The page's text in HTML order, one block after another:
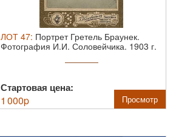
ЛОТ 47: Портрет Гретель Браунек.
Фотография И.И. Соловейчика. 1903 г.
Стартовая цена:
1 000p Просмотр